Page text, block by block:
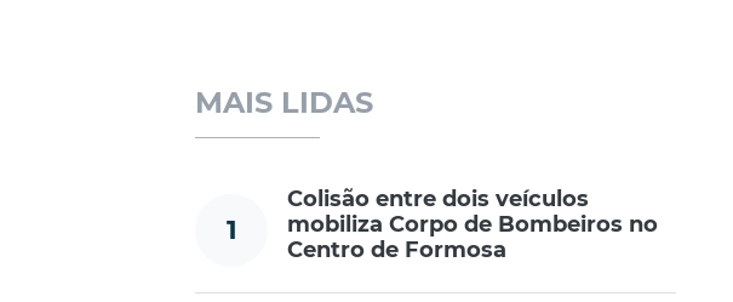
MAIS LIDAS
1
Colisão entre dois veículos
mobiliza Corpo de Bombeiros no
Centro de Formosa